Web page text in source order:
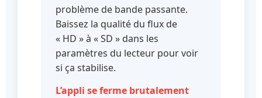
problème de bande passante.
Baissez la qualité du flux de
« HD » à « SD » dans les
paramètres du lecteur pour voir
si ça stabilise.
L’appli se ferme brutalement